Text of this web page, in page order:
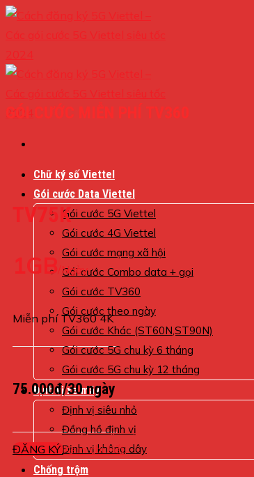
Skip
to
content
Chữ ký số Viettel
Gói cước Data Viettel
Gói cước 5G Viettel
Gói cước 4G Viettel
Gói cước mạng xã hội
Gói cước Combo data + gọi
Gói cước TV360
Gói cước theo ngày
Gói cước Khác (ST60N,ST90N)
Gói cước 5G chu kỳ 6 tháng
Gói cước 5G chu kỳ 12 tháng
Định vị xe máy
Định vị siêu nhỏ
Đồng hồ định vị
Định vị không dây
Chống trộm
GÓI CƯỚC MIỄN PHÍ TV360
TV75K
1GB /Ngày
Miễn phí TV360 4K
75.000đ/30 ngày
ĐĂNG KÝ Xem chi tiết